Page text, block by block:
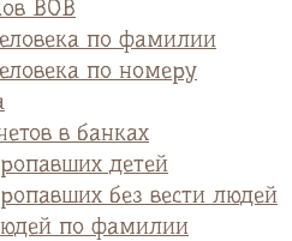
ВОВ
по фамилии
по номеру
в банках
детей
без вести людей
по фамилии